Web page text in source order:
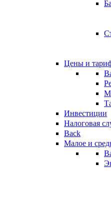
Цены и
Инвестиции
Налоговая
Back
Малое и